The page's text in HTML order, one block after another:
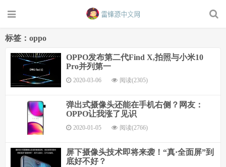
标签：oppo
OPPO发布第二代Find X,拍照与小米10
Pro并列第一
2020-03-06 阅读(2305)
弹出式摄像头还能在手机右侧？网友：
OPPO让我涨了见识
2020-01-05 阅读(2766)
屏下摄像头技术即将来袭！“真·全面屏”到
底好不好？